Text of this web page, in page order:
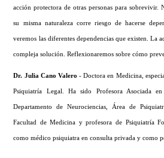
acción protectora de otras personas para sobrevivir.
su misma naturaleza corre riesgo de hacerse
veremos las diferentes dependencias que existen. La
compleja solución. Reflexionaremos sobre cómo
Dr. Julia Cano Valero - Doctora en Medicina,
Psiquiatría Legal. Ha sido Profesora Asociada
Departamento de Neurociencias, Área de
Facultad de Medicina y profesora de Psiquiatría
como médico psiquiatra en consulta privada y como